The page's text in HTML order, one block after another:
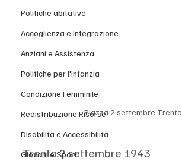
Politiche abitative
Accoglienza e Integrazione
Anziani e Assistenza
Politiche per l'Infanzia
Condizione Femminile
Redistribuzione Risorse
Disabilità e Accessibilità
Giovani e Sport
Piazza 2 settembre Trento
Trento 2 settembre 1943